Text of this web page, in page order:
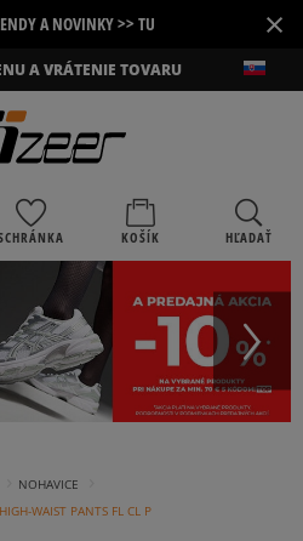
A NOVINKY >> TU ×
A VRÁTENIE TOVARU
KOŠÍK HĽADAŤ
NOHAVICE
WAIST PANTS FL CL P